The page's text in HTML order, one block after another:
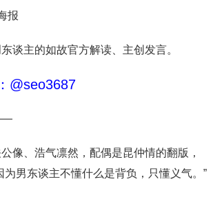
报
谈主的如故官方解读、主创发言。
@seo3687
像、浩气凛然，配偶是昆仲情的翻版，
为男东谈主不懂什么是背负，只懂义气。”